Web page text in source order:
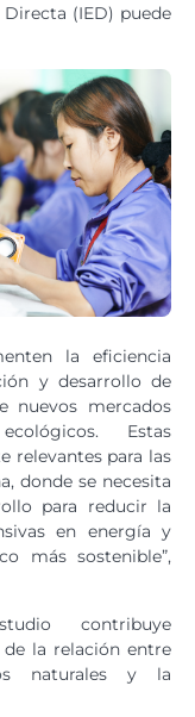
(IED) puede
la eficiencia
y desarrollo de
nuevos mercados
Estas
relevantes para las
donde se necesita
para reducir la
en energía y
más sostenible”,
contribuye
la relación entre
naturales y la